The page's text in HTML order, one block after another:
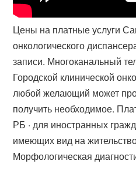
Цены на платные услуги
онкологического
записи. Многоканальный
Городской клинической
любой желающий может
получить необходимое.
РБ · для иностранных
имеющих вид на
Морфологическая